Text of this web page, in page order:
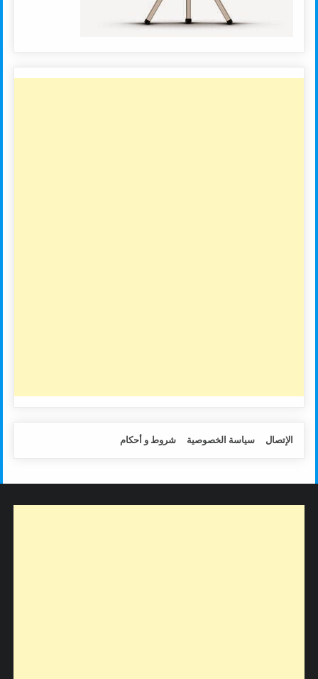
الإتصال سياسة الخصوصية شروط و أحكام